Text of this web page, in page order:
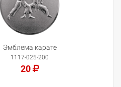
Эмблема карате
1117-025-200
20